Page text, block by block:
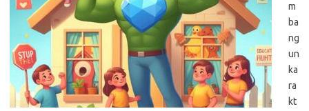
m
ba
ng
un
ka
ra
kt